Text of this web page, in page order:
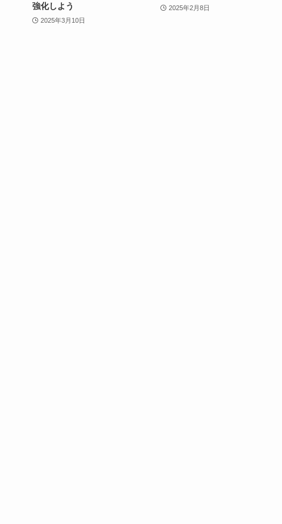
強化しよう
2025年3月10日
2025年2月8日